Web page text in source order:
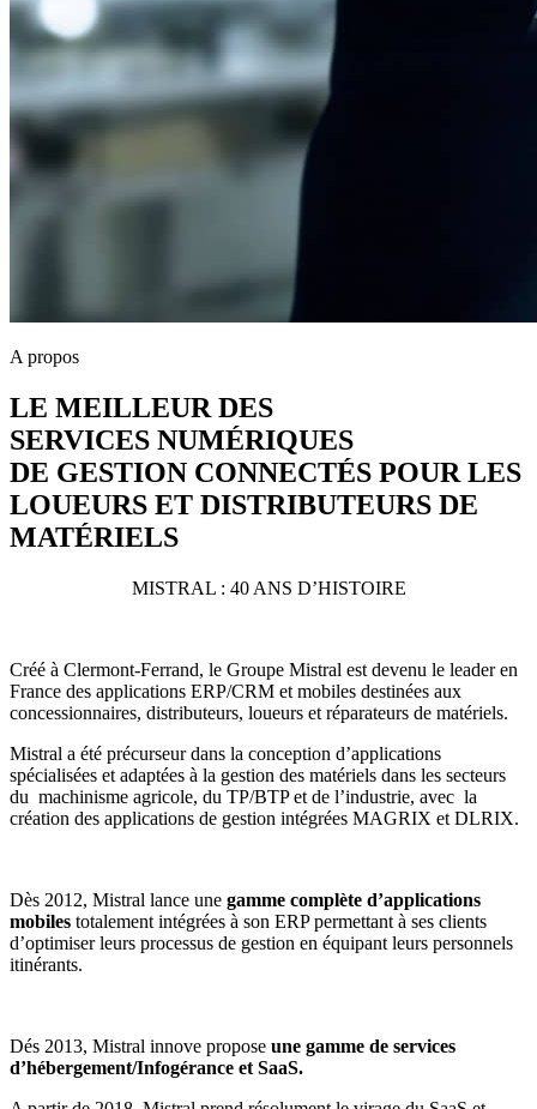
A propos
LE MEILLEUR DES
SERVICES NUMÉRIQUES
DE GESTION CONNECTÉS POUR LES
LOUEURS ET DISTRIBUTEURS DE
MATÉRIELS
MISTRAL : 40 ANS D’HISTOIRE
Créé à Clermont-Ferrand, le Groupe Mistral est devenu le leader en
France des applications ERP/CRM et mobiles destinées aux
concessionnaires, distributeurs, loueurs et réparateurs de matériels.
Mistral a été précurseur dans la conception d’applications
spécialisées et adaptées à la gestion des matériels dans les secteurs
du machinisme agricole, du TP/BTP et de l’industrie, avec la
création des applications de gestion intégrées MAGRIX et DLRIX.
Dès 2012, Mistral lance une gamme complète d’applications
mobiles totalement intégrées à son ERP permettant à ses clients
d’optimiser leurs processus de gestion en équipant leurs personnels
itinérants.
Dés 2013, Mistral innove propose une gamme de services
d’hébergement/Infogérance et SaaS.